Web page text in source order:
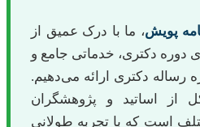
پویش، ما با درک عمیق از
دوره دکتری، خدماتی جامع و
دکتری ارائه می‌دهیم.
از اساتید و پژوهشگران
است که با تجربه طولانی